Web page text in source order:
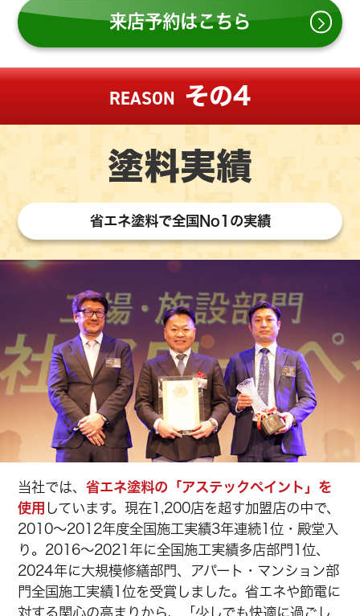
来店予約はこちら
REASON その4
塗料実績
省エネ塗料で全国No1の実績
当社では、省エネ塗料の「アステックペイント」を
使用 しています。現在1,200店を超す加盟店の中で、
2010～2012年度全国施工実績3年連続1位・殿堂入
り。2016～2021年に全国施工実績多店部門1位、
2024年に大規模修繕部門、アパート・マンション部
門全国施工実績1位を受賞しました。省エネや節電に
対する関心の高まりから、「少しでも快適に過ごし